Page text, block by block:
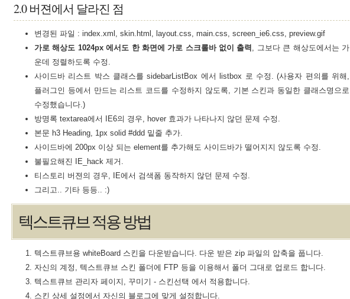
2.0 버젼에서 달라진 점
변경된 파일 : index.xml, skin.html, layout.css, main.css, screen_ie6.css, preview.gif
가로 해상도 1024px 에서도 한 화면에 가로 스크롤바 없이 출력 , 그보다 큰 해상도에서는 가
운데 정렬하도록 수정.
사이드바 리스트 박스 클래스를 sidebarListBox 에서 listbox 로 수정. (사용자 편의를 위해,
플러그인 등에서 만드는 리스트 코드를 수정하지 않도록, 기본 스킨과 동일한 클래스명으로
수정했습니다.)
방명록 textarea에서 IE6의 경우, hover 효과가 나타나지 않던 문제 수정.
본문 h3 Heading, 1px solid #ddd 밑줄 추가.
사이드바에 200px 이상 되는 element를 추가해도 사이드바가 떨어지지 않도록 수정.
불필요해진 IE_hack 제거.
티스토리 버젼의 경우, IE에서 검색폼 동작하지 않던 문제 수정.
그리고.. 기타 등등.. :)
텍스트큐브 적용 방법
텍스트큐브용 whiteBoard 스킨을 다운받습니다. 다운 받은 zip 파일의 압축을 풉니다.
자신의 계정, 텍스트큐브 스킨 폴더에 FTP 등을 이용해서 폴더 그대로 업로드 합니다.
텍스트큐브 관리자 페이지, 꾸미기 - 스킨선택 에서 적용합니다.
스킨 상세 설정에서 자신의 블로그에 맞게 설정합니다.